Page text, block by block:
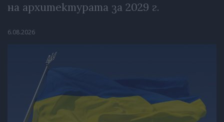
на архитектурата за 2029 г.
6.08.2026